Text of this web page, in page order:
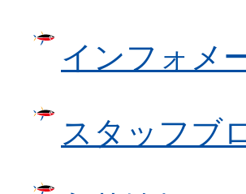
インフォメ
スタッフブ